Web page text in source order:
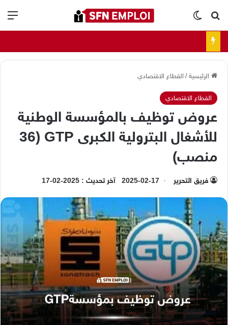
بحث عنالوضع المظلم
الرئيسية/ القطاع الاقتصادي
القطاع الاقتصادي
عروض توظيف بالمؤسسة الوطنية
للأشغال البترولية الكبرى GTP (36
منصب)
فريق التحرير 2025-02-17 آخر تحديث : 2025-02-17